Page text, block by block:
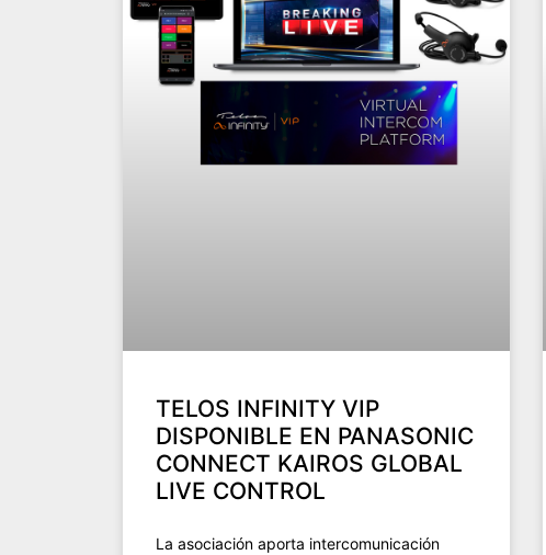
TELOS INFINITY VIP
DISPONIBLE EN PANASONIC
CONNECT KAIROS GLOBAL
LIVE CONTROL
La asociación aporta intercomunicación